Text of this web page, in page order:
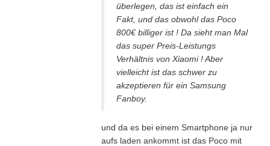
überlegen, das ist einfach ein
Fakt, und das obwohl das Poco
800€ billiger ist ! Da sieht man Mal
das super Preis-Leistungs
Verhältnis von Xiaomi ! Aber
vielleicht ist das schwer zu
akzeptieren für ein Samsung
Fanboy.
und da es bei einem Smartphone ja nur
aufs laden ankommt ist das Poco mit